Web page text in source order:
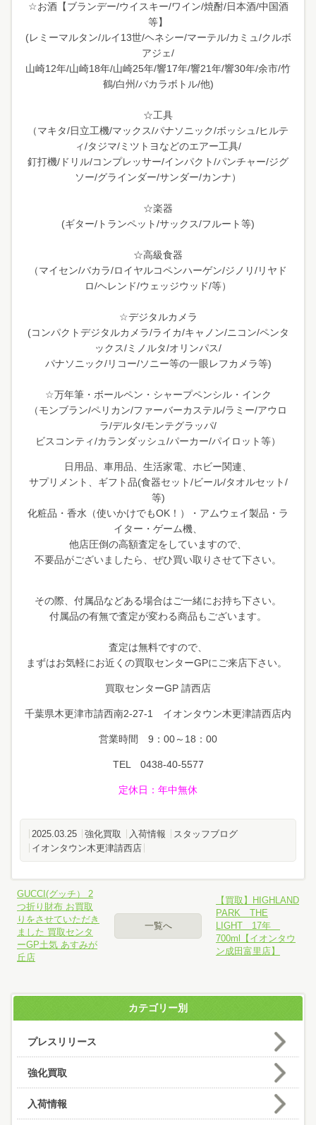
☆お酒【ブランデー/ウイスキー/ワイン/焼酎/日本酒/中国酒
等】
(レミーマルタン/ルイ13世/ヘネシー/マーテル/カミュ/クルボ
アジェ/
山崎12年/山崎18年/山崎25年/響17年/響21年/響30年/余市/竹
鶴/白州/バカラボトル/他)
☆工具
（マキタ/日立工機/マックス/パナソニック/ボッシュ/ヒルテ
ィ/タジマ/ミツトヨなどのエアー工具/
釘打機/ドリル/コンプレッサー/インパクト/パンチャー/ジグ
ソー/グラインダー/サンダー/カンナ）
☆楽器
(ギター/トランペット/サックス/フルート等)
☆高級食器
（マイセン/バカラ/ロイヤルコペンハーゲン/ジノリ/リヤド
ロ/ヘレンド/ウェッジウッド/等）
☆デジタルカメラ
(コンパクトデジタルカメラ/ライカ/キャノン/ニコン/ペンタ
ックス/ミノルタ/オリンパス/
パナソニック/リコー/ソニー等の一眼レフカメラ等)
☆万年筆・ボールペン・シャープペンシル・インク
（モンブラン/ペリカン/ファーバーカステル/ラミー/アウロ
ラ/デルタ/モンテグラッパ/
ビスコンティ/カランダッシュ/パーカー/パイロット等）
日用品、車用品、生活家電、ホビー関連、
サプリメント、ギフト品(食器セット/ビール/タオルセット/
等)
化粧品・香水（使いかけでもOK！）・アムウェイ製品・ラ
イター・ゲーム機、
他店圧倒の高額査定をしていますので、
不要品がございましたら、ぜひ買い取りさせて下さい。
その際、付属品などある場合はご一緒にお持ち下さい。
付属品の有無で査定が変わる商品もございます。
査定は無料ですので、
まずはお気軽にお近くの買取センターGPにご来店下さい。
買取センターGP 請西店
千葉県木更津市請西南2-27-1 イオンタウン木更津請西店内
営業時間 9：00～18：00
TEL 0438-40-5577
定休日 ：年中無休
2025.03.25 強化買取 入荷情報
スタッフブログ
イオンタウン木更津請西店
GUCCI(グッチ） 2
つ折り財布 お買取
りをさせていただき
ました 買取センタ
ーGP土気 あすみが
丘店
一覧へ
【買取】HIGHLAND
PARK THE
LIGHT 17年
700ml【イオンタウ
ン成田富里店】
カテゴリー別
プレスリリース
強化買取
入荷情報